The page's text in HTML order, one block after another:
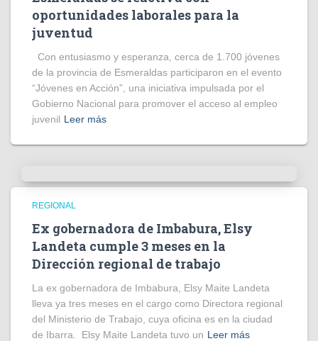
oportunidades laborales para la
juventud
Con entusiasmo y esperanza, cerca de 1.700 jóvenes
de la provincia de Esmeraldas participaron en el evento
“Jóvenes en Acción”, una iniciativa impulsada por el
Gobierno Nacional para promover el acceso al empleo
juvenil Leer más
REGIONAL
Ex gobernadora de Imbabura, Elsy
Landeta cumple 3 meses en la
Dirección regional de trabajo
La ex gobernadora de Imbabura, Elsy Maite Landeta
lleva ya tres meses en el cargo como Directora regional
del Ministerio de Trabajo, cuya oficina es en la ciudad
de Ibarra. Elsy Maite Landeta tuvo un Leer más